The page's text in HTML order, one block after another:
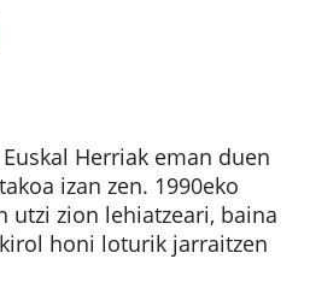
Herriak eman duen
izan zen. 1990eko
utzi zion lehiatzeari, baina
honi loturik jarraitzen